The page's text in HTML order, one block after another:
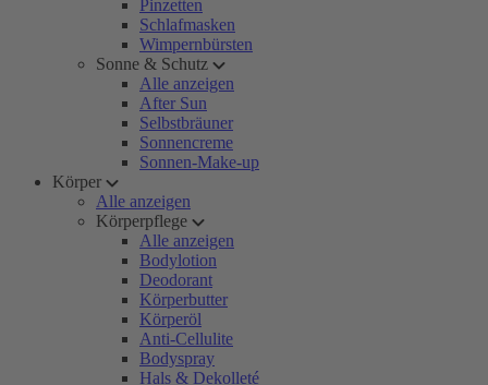
Pinzetten
Schlafmasken
Wimpernbürsten
Sonne & Schutz
Alle anzeigen
After Sun
Selbstbräuner
Sonnencreme
Sonnen-Make-up
Körper
Alle anzeigen
Körperpflege
Alle anzeigen
Bodylotion
Deodorant
Körperbutter
Körperöl
Anti-Cellulite
Bodyspray
Hals & Dekolleté